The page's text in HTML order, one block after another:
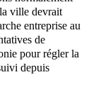
ville devrait
entreprise au
de
pour régler la
depuis